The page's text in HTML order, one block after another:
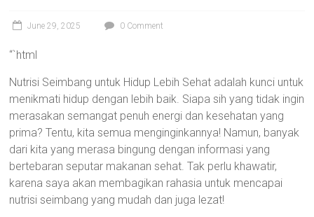
June 29, 2025 0 Comment
“`html
Nutrisi Seimbang untuk Hidup Lebih Sehat adalah kunci untuk
menikmati hidup dengan lebih baik. Siapa sih yang tidak ingin
merasakan semangat penuh energi dan kesehatan yang
prima? Tentu, kita semua menginginkannya! Namun, banyak
dari kita yang merasa bingung dengan informasi yang
bertebaran seputar makanan sehat. Tak perlu khawatir,
karena saya akan membagikan rahasia untuk mencapai
nutrisi seimbang yang mudah dan juga lezat!